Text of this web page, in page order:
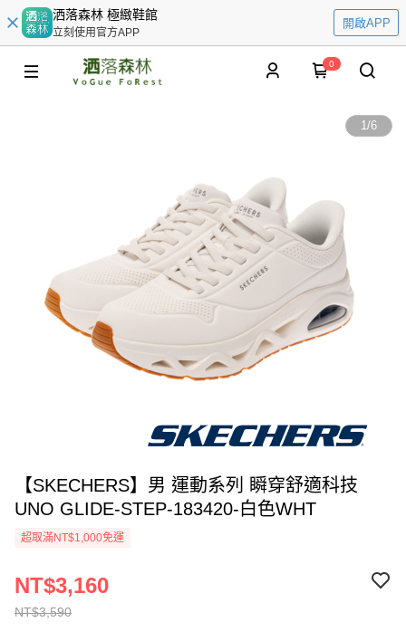
洒落森林 極緻鞋館
立刻使用官方APP
開啟APP
0
1/6
【SKECHERS】男 運動系列 瞬穿舒適科技
UNO GLIDE-STEP-183420-白色WHT
超取滿NT$1,000免運
NT$3,590
NT$3,160